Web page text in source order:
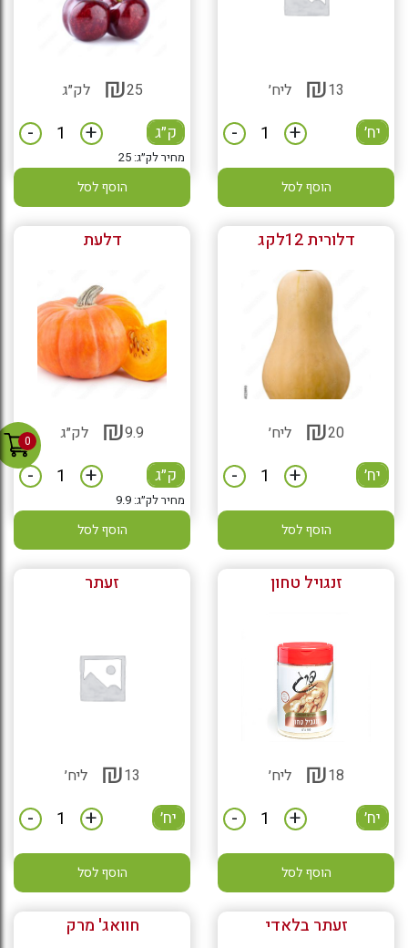
0
13
₪ ליח׳
יח׳ +
-
הוסף לסל
25
₪ לק״ג
ק״ג +
-
מחיר לק״ג: 25
הוסף לסל
דלורית 12לקג
20
₪ ליח׳
יח׳ +
-
הוסף לסל
דלעת
9.9
₪ לק״ג
ק״ג +
-
מחיר לק״ג: 9.9
הוסף לסל
זנגויל טחון
18
₪ ליח׳
יח׳ +
-
הוסף לסל
זעתר
13
₪ ליח׳
יח׳ +
-
הוסף לסל
זעתר בלאדי חוואג' מרק